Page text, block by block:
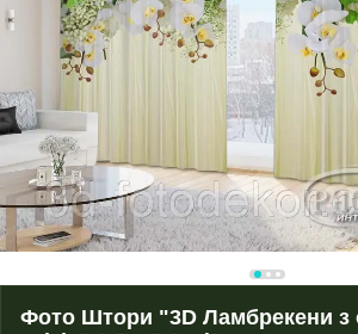
Фото Штори "3D Ламбрекени з